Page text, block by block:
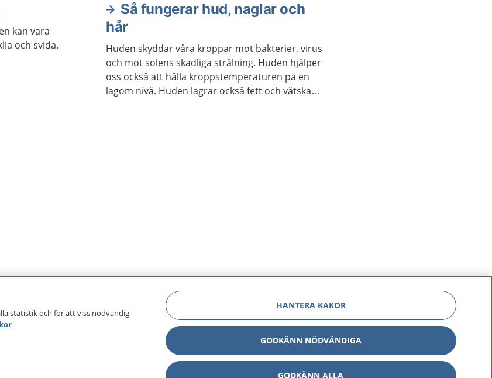
kan vara
och svida.
Så fungerar hud, naglar och
hår
Huden skyddar våra kroppar mot bakterier, virus
och mot solens skadliga strålning. Huden hjälper
oss också att hålla kroppstemperaturen på en
lagom nivå. Huden lagrar också fett och vätska
statistik och för att viss nödvändig
HANTERA KAKOR
GODKÄNN NÖDVÄNDIGA
GODKÄNN ALLA